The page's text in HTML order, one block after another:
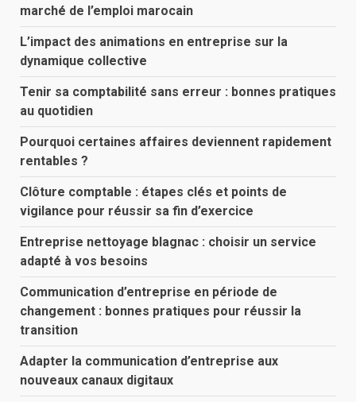
marché de l’emploi marocain
L’impact des animations en entreprise sur la
dynamique collective
Tenir sa comptabilité sans erreur : bonnes pratiques
au quotidien
Pourquoi certaines affaires deviennent rapidement
rentables ?
Clôture comptable : étapes clés et points de
vigilance pour réussir sa fin d’exercice
Entreprise nettoyage blagnac : choisir un service
adapté à vos besoins
Communication d’entreprise en période de
changement : bonnes pratiques pour réussir la
transition
Adapter la communication d’entreprise aux
nouveaux canaux digitaux